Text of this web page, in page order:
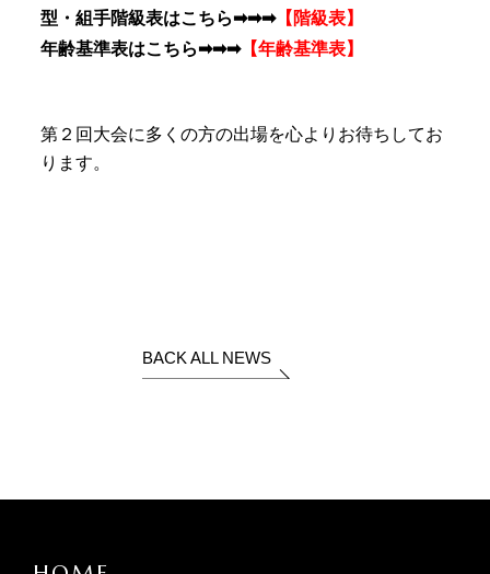
型・組手階級表はこちら➡➡➡【階級表】
年齢基準表はこちら➡➡➡【年齢基準表】
第２回大会に多くの方の出場を心よりお待ちしてお
ります。
BACK ALL NEWS